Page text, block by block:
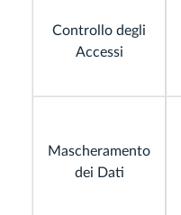
Controllo degli
Accessi
Mascheramento
dei Dati